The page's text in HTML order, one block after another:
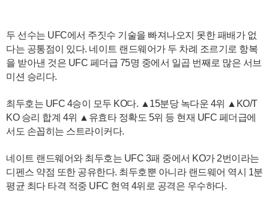
두 선수는 UFC에서 주짓수 기술을 빠져나오지 못한 패배가 없
다는 공통점이 있다. 네이트 랜드웨어가 두 차례 조르기로 항복
을 받아낸 것은 UFC 페더급 75명 중에서 일곱 번째로 많은 서브
미션 승리다.
최두호는 UFC 4승이 모두 KO다. ▲15분당 녹다운 4위 ▲KO/T
KO 승리 합계 4위 ▲유효타 정확도 5위 등 현재 UFC 페더급에
서도 손꼽히는 스트라이커다.
네이트 랜드웨어와 최두호는 UFC 3패 중에서 KO가 2번이라는
디펜스 약점 또한 공유한다. 최두호뿐 아니라 랜드웨어 역시 1분
평균 최다 타격 적중 UFC 현역 4위로 공격은 우수하다.